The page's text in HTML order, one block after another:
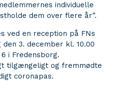
individuelle
dem over flere år”.
ved en reception på FNs
3. december kl. 10.00
i Fredensborg.
tilgængeligt og fremmødte
coronapas.